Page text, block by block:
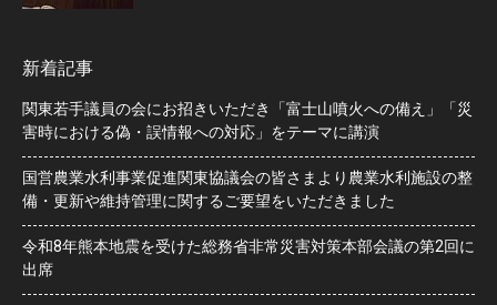
新着記事
関東若手議員の会にお招きいただき「富士山噴火への備え」「災
害時における偽・誤情報への対応」をテーマに講演
国営農業水利事業促進関東協議会の皆さまより農業水利施設の整
備・更新や維持管理に関するご要望をいただきました
令和8年熊本地震を受けた総務省非常災害対策本部会議の第2回に
出席